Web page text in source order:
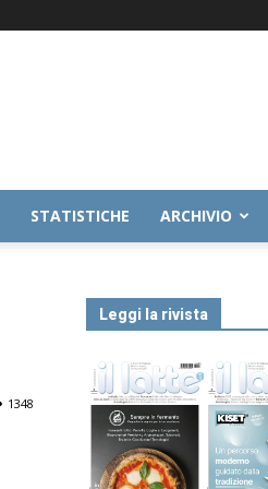
STATISTICHE ARCHIVIO
1348
Leggi la rivista